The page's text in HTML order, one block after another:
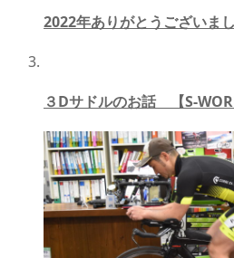
2022年ありがとうございま
３Dサドルのお話 【S-